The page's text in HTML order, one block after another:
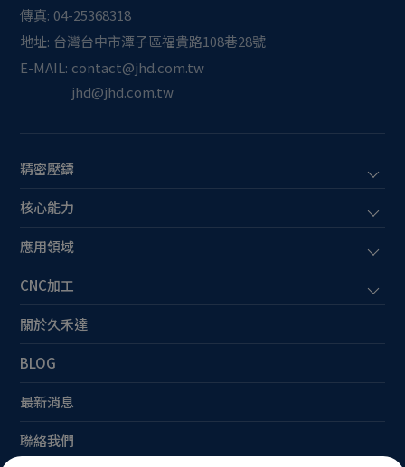
傳真: 04-25368318
地址: 台灣台中市潭子區福貴路108巷28號
E-MAIL: contact@jhd.com.tw
jhd@jhd.com.tw
精密壓鑄
核心能力
應用領域
CNC加工
關於久禾達
BLOG
最新消息
聯絡我們